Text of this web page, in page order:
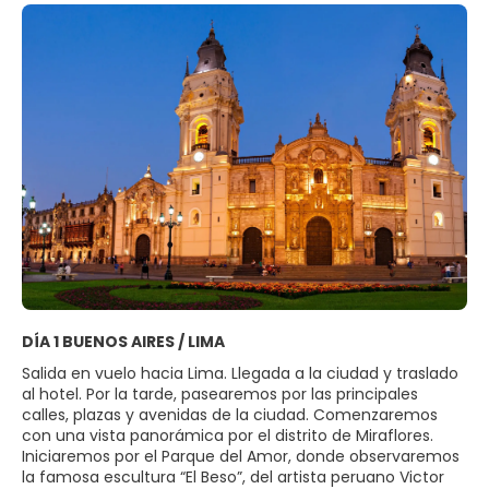
DÍA 1 BUENOS AIRES / LIMA
Salida en vuelo hacia Lima. Llegada a la ciudad y traslado
al hotel. Por la tarde, pasearemos por las principales
calles, plazas y avenidas de la ciudad. Comenzaremos
con una vista panorámica por el distrito de Miraflores.
Iniciaremos por el Parque del Amor, donde observaremos
la famosa escultura “El Beso”, del artista peruano Victor